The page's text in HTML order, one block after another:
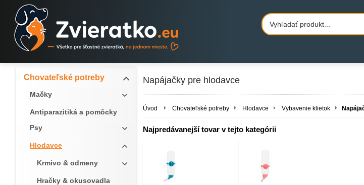
Chovateľské potreby
Mačky
Antiparazitiká a pomôcky
Psy
Hlodavce
Krmivo & odmeny
Hračky & okusovadla
Napájačky pre hlodavce
Úvod Chovateľské potreby Hlodavce Vybavenie klietok
Najpredávanejší tovar v tejto kategórii